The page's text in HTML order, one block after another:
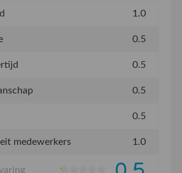
1.0
0.5
0.5
0.5
0.5
medewerkers 1.0